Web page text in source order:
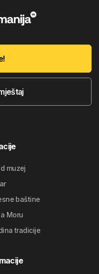
muzej
baštine
Moru
tradicije